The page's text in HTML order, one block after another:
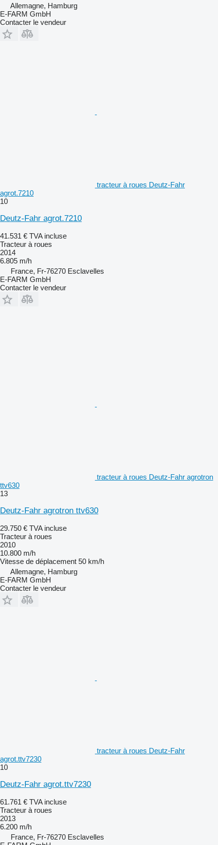
Allemagne, Hamburg
E-FARM GmbH
Contacter le vendeur
tracteur à roues Deutz-Fahr
agrot.7210
10
Deutz-Fahr agrot.7210
41.531 € TVA incluse
Tracteur à roues
2014
6.805 m/h
France, Fr-76270 Esclavelles
E-FARM GmbH
Contacter le vendeur
tracteur à roues Deutz-Fahr agrotron
ttv630
13
Deutz-Fahr agrotron ttv630
29.750 € TVA incluse
Tracteur à roues
2010
10.800 m/h
Vitesse de déplacement 50 km/h
Allemagne, Hamburg
E-FARM GmbH
Contacter le vendeur
tracteur à roues Deutz-Fahr
agrot.ttv7230
10
Deutz-Fahr agrot.ttv7230
61.761 € TVA incluse
Tracteur à roues
2013
6.200 m/h
France, Fr-76270 Esclavelles